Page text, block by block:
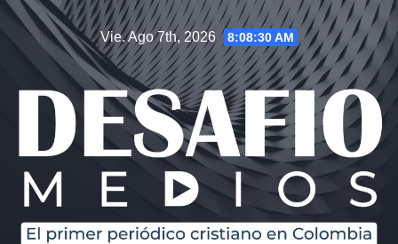
Saltar
contenido
Vie. Ago 7th, 2026 8:08:31 AM